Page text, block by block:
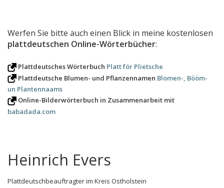
Werfen Sie bitte auch einen Blick in meine kostenlosen
plattdeutschen Online-Wörterbücher:
Plattdeutsches Wörterbuch Platt för Plietsche
Plattdeutsche Blumen- und Pflanzennamen Blomen-, Bööm-
un Plantennaams
Online-Bilderwörterbuch in Zusammenarbeit mit
babadada.com
Heinrich Evers
Plattdeutschbeauftragter im Kreis Ostholstein